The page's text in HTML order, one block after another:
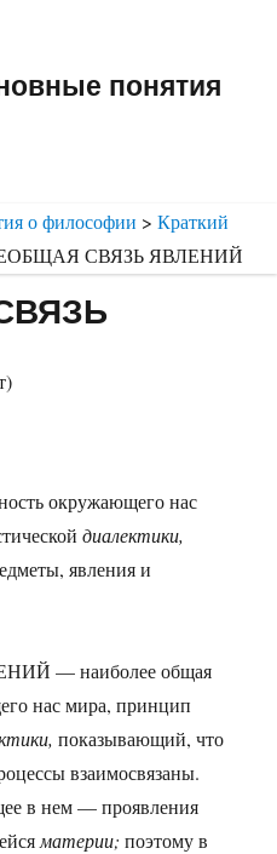
понятия
о философии > Краткий
СВЯЗЬ ЯВЛЕНИЙ
окружающего нас
диалектики,
явления и
— наиболее общая
нас мира, принцип
показывающий, что
взаимосвязаны.
в нем — проявления
материи; поэтому в